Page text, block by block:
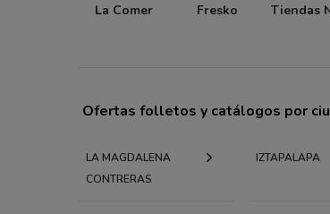
La Comer Fresko Tiendas
Ofertas folletos y catálogos por
LA MAGDALENA
CONTRERAS
IZTAPALAPA